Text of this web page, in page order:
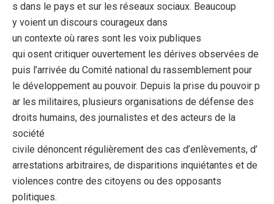
s dans le pays et sur les réseaux sociaux. Beaucoup
y voient un discours courageux dans
un contexte où rares sont les voix publiques
qui osent critiquer ouvertement les dérives observées de
puis l’arrivée du Comité national du rassemblement pour
le développement au pouvoir. Depuis la prise du pouvoir p
ar les militaires, plusieurs organisations de défense des
droits humains, des journalistes et des acteurs de la
société
civile dénoncent régulièrement des cas d’enlèvements, d’
arrestations arbitraires, de disparitions inquiétantes et de
violences contre des citoyens ou des opposants
politiques.